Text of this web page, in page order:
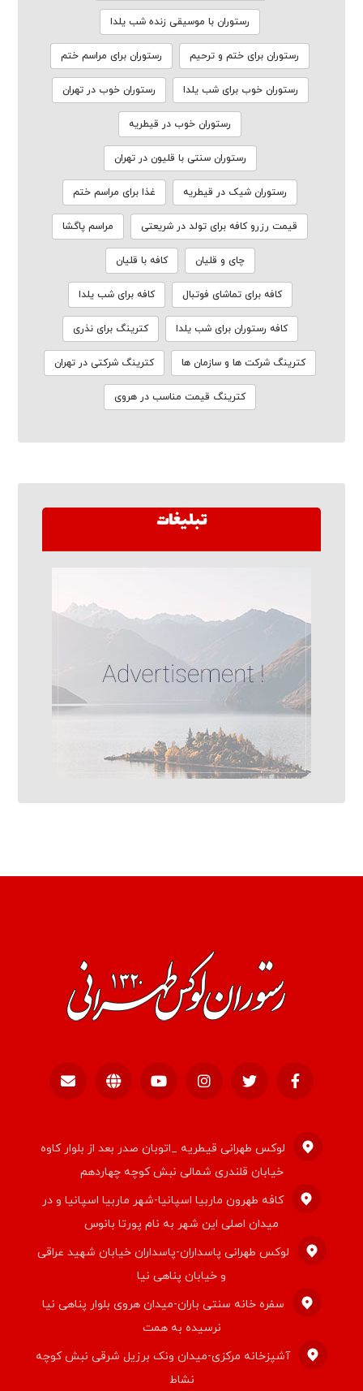
رستوران با موسیقی زنده شب یلدا
رستوران برای ختم و ترحیم رستوران برای مراسم ختم
رستوران خوب برای شب یلدا رستوران خوب در تهران
رستوران خوب در قیطریه
رستوران سنتی با قلیون در تهران
رستوران شیک در قیطریه غذا برای مراسم ختم
قیمت رزرو کافه برای تولد در شریعتی مراسم پاگشا
چای و قلیان کافه با قلیان
کافه برای تماشای فوتبال کافه برای شب یلدا
کافه رستوران برای شب یلدا کترینگ برای نذری
کترینگ شرکت ها و سازمان ها کترینگ شرکتی در تهران
کترینگ قیمت مناسب در هروی
تبلیغات
لوکس طهرانی قیطریه _اتوبان صدر بعد از بلوار کاوه
خیابان قلندری شمالی نبش کوچه چهاردهم
کافه طهرون ماربیا اسپانیا-شهر ماربیا اسپانیا و در
میدان اصلی این شهر به نام پورتا بانوس
لوکس طهرانی پاسداران-پاسداران خیابان شهید عراقی
و خیابان پناهی نیا
سفره خانه سنتی باران-میدان هروی بلوار پناهی نیا
نرسیده به همت
آشپزخانه مرکزی-میدان ونک برزیل شرقی نبش کوچه
نشاط